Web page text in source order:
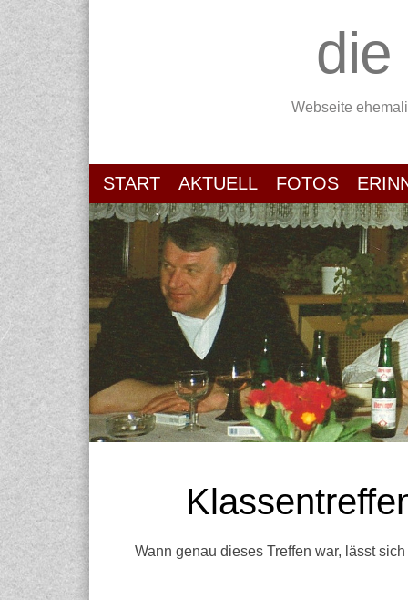
die
Webseite
START AKTUELL FOTOS
Wann genau dieses Treffen war, lässt